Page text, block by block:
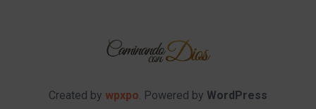
Created by wpxpo. Powered by WordPress